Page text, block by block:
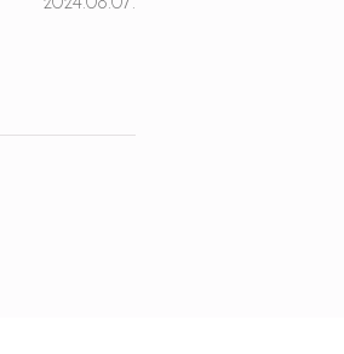
2024.08.07.